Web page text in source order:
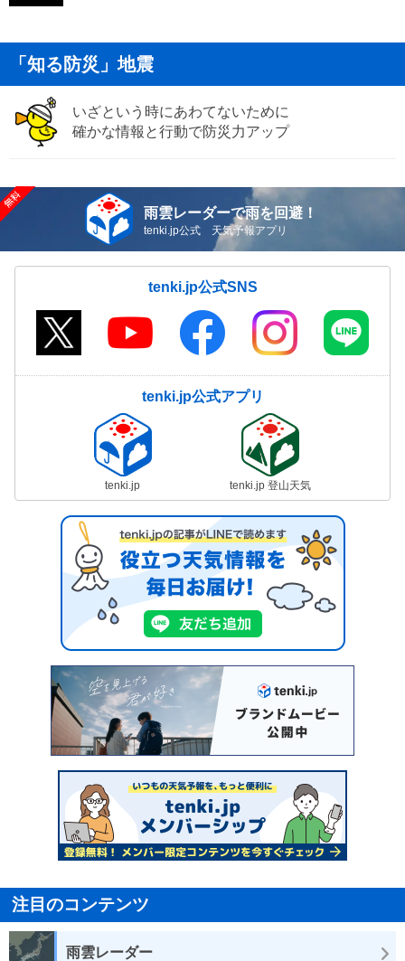
「知る防災」地震
いざという時にあわてないために
確かな情報と行動で防災力アップ
雨雲レーダーで雨を回避！
tenki.jp公式 天気予報アプリ
tenki.jp公式SNS
tenki.jp公式アプリ
tenki.jp tenki.jp 登山天気
注目のコンテンツ
雨雲レーダー